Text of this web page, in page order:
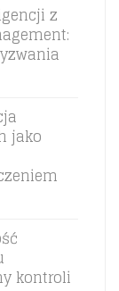
z
jako
kontroli